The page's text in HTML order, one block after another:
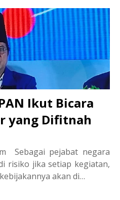
Ikut Bicara
yang Difitnah
Sebagai pejabat negara
risiko jika setiap kegiatan,
akan di…